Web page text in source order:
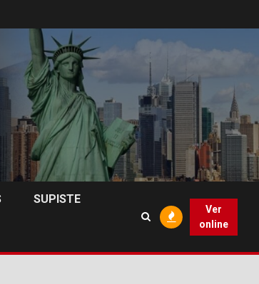
SUPISTE
Ver
online